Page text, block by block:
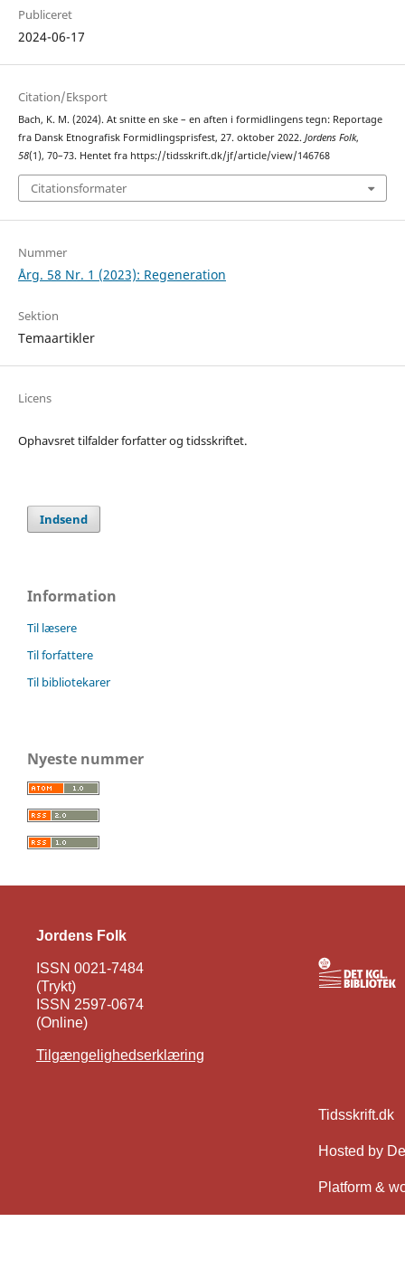
Publiceret
2024-06-17
Citation/Eksport
Bach, K. M. (2024). At snitte en ske – en aften i formidlingens tegn: Reportage
fra Dansk Etnografisk Formidlingsprisfest, 27. oktober 2022. Jordens Folk,
58(1), 70–73. Hentet fra https://tidsskrift.dk/jf/article/view/146768
Citationsformater
Nummer
Årg. 58 Nr. 1 (2023): Regeneration
Sektion
Temaartikler
Licens
Ophavsret tilfalder forfatter og tidsskriftet.
Indsend
Information
Til læsere
Til forfattere
Til bibliotekarer
Nyeste nummer
Jordens Folk
ISSN 0021-7484
(Trykt)
ISSN 2597-0674
(Online)
Tilgængelighedserklæring